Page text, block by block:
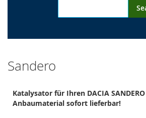
Sandero
Katalysator für Ihren DACIA
Anbaumaterial sofort lieferbar!